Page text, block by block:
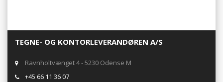
TEGNE- OG KONTORLEVERANDØREN A/S
Ravnholtvænget 4 - 5230 Odense M
+45 66 11 36 07